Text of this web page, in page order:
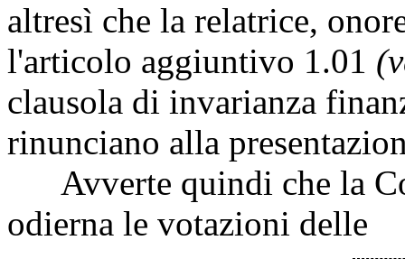
altresì che la relatrice,
l'articolo aggiuntivo 1.01
clausola di invarianza
rinunciano alla
Avverte quindi che la
odierna le votazioni delle